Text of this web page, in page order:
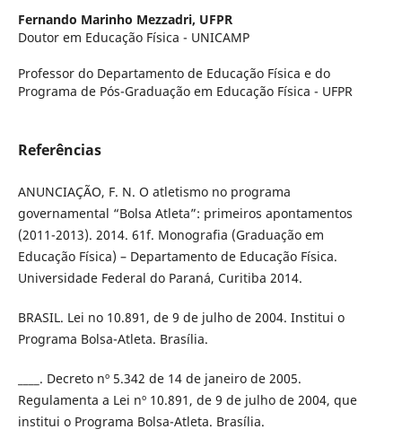
Fernando Marinho Mezzadri, UFPR
Doutor em Educação Física - UNICAMP
Professor do Departamento de Educação Física e do
Programa de Pós-Graduação em Educação Física - UFPR
Referências
ANUNCIAÇÃO, F. N. O atletismo no programa
governamental “Bolsa Atleta”: primeiros apontamentos
(2011-2013). 2014. 61f. Monografia (Graduação em
Educação Física) – Departamento de Educação Física.
Universidade Federal do Paraná, Curitiba 2014.
BRASIL. Lei no 10.891, de 9 de julho de 2004. Institui o
Programa Bolsa-Atleta. Brasília.
____. Decreto nº 5.342 de 14 de janeiro de 2005.
Regulamenta a Lei nº 10.891, de 9 de julho de 2004, que
institui o Programa Bolsa-Atleta. Brasília.